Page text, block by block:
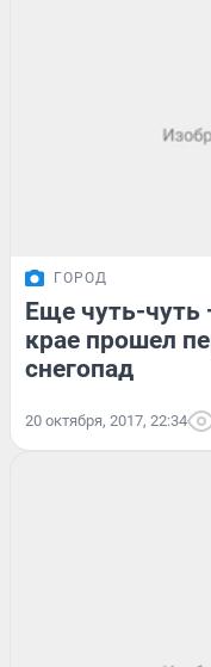
ГОРОД
Еще чуть-
крае прошел
снегопад
20 октября, 2017, 22:34